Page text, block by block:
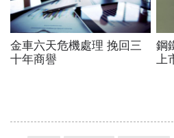
金車六天危機處理 挽回三
十年商譽
鋼
上